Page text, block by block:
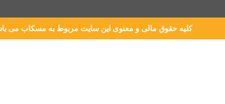
کلیه حقوق مالی و معنوی این سایت مربوط به مسکاب می